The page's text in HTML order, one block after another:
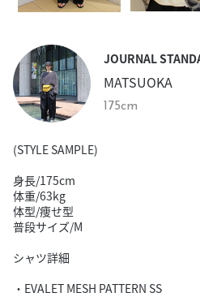
JOURNAL
MATSUOKA
175cm
(STYLE SAMPLE)
身長/175cm
体重/63kg
体型/痩せ型
普段サイズ/M
シャツ詳細
・EVALET MESH PATTERN SS